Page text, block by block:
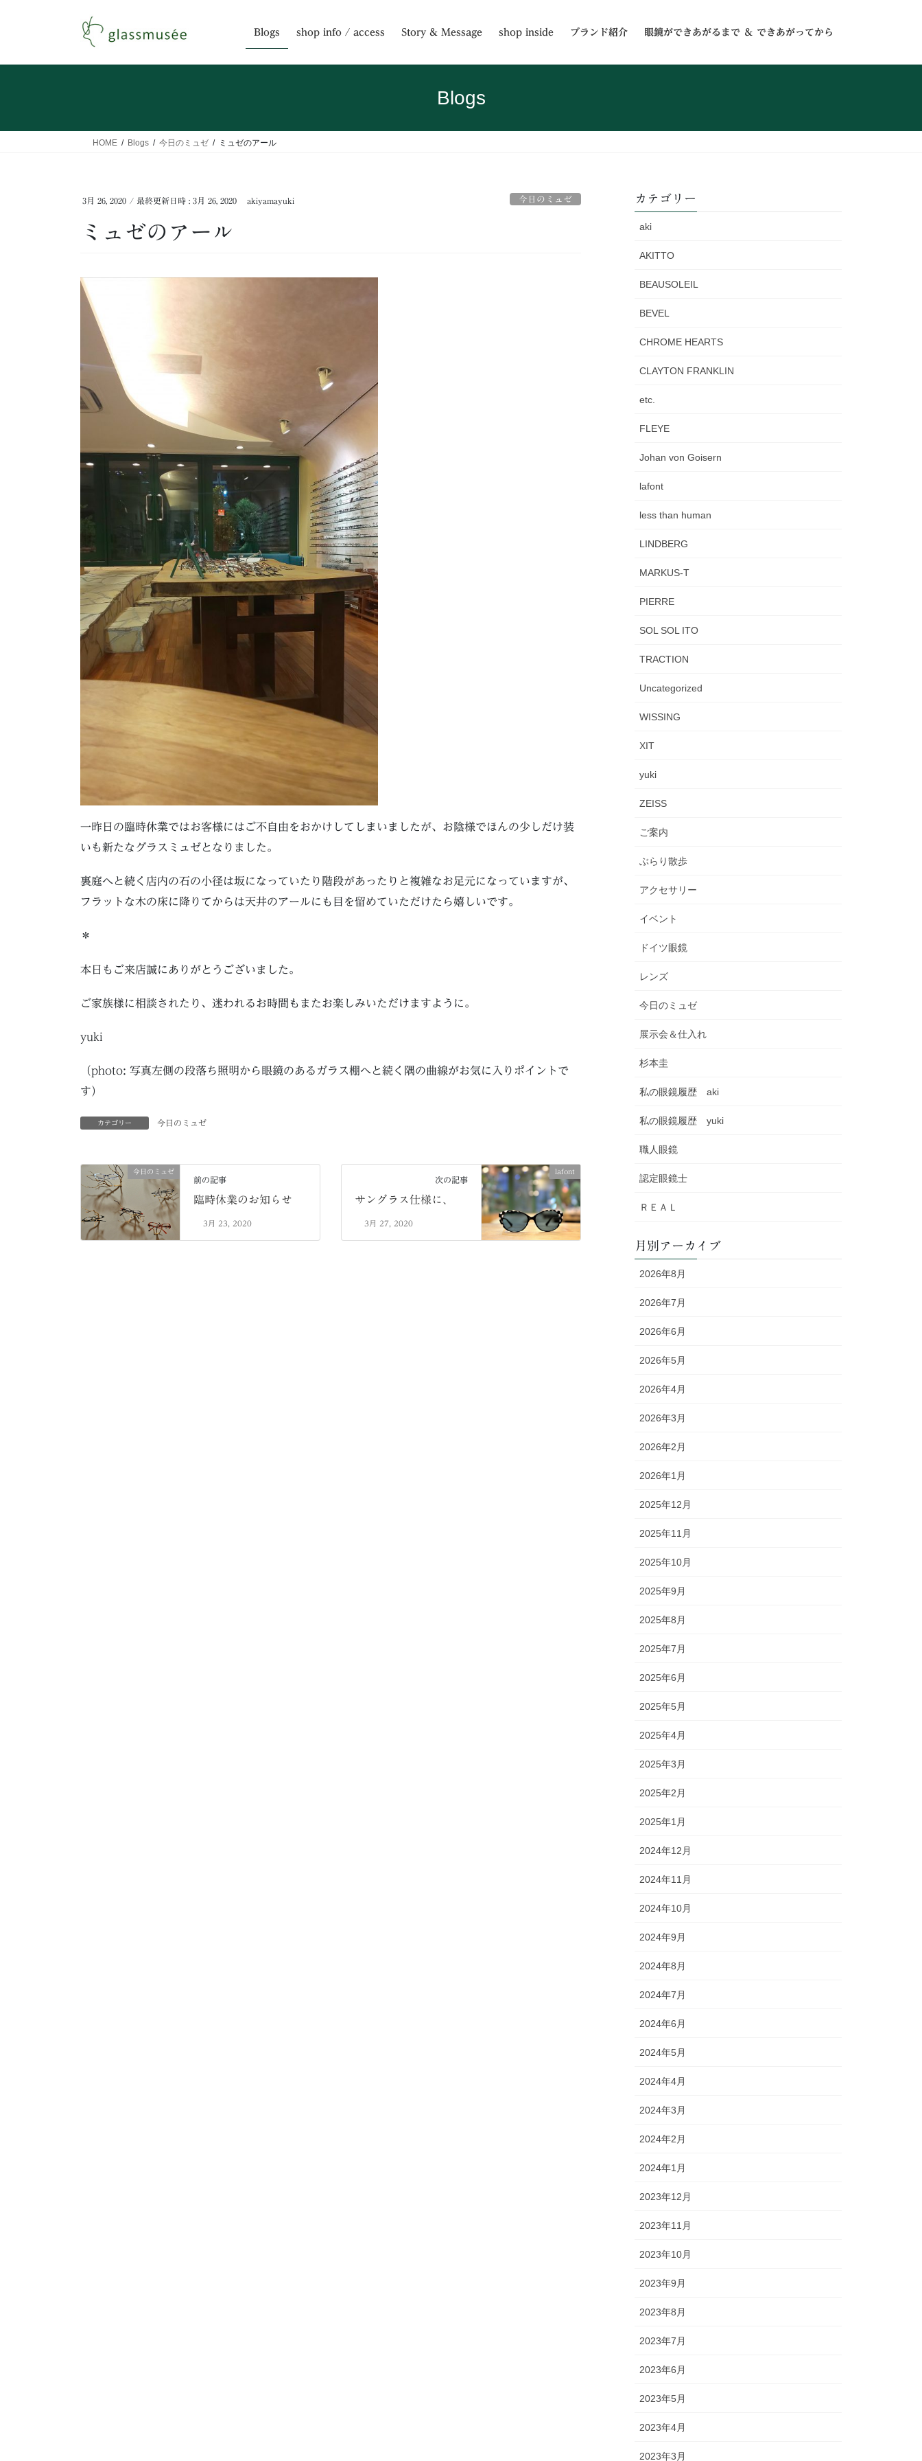
Blogs shop info / access Story & Message shop inside ブランド紹介 眼鏡ができあがるまで ＆ できあがってから
Blogs
HOME Blogs 今日のミュゼ ミュゼのアール
3月 26, 2020 / 最終更新日時 : 3月 26, 2020 akiyamayuki 今日のミュゼ
ミュゼのアール
一昨日の臨時休業ではお客様にはご不自由をおかけしてしまいましたが、お陰様でほんの少しだけ装
いも新たなグラスミュゼとなりました。
裏庭へと続く店内の石の小径は坂になっていたり階段があったりと複雑なお足元になっていますが、
フラットな木の床に降りてからは天井のアールにも目を留めていただけたら嬉しいです。
＊
本日もご来店誠にありがとうございました。
ご家族様に相談されたり、迷われるお時間もまたお楽しみいただけますように。
yuki
（photo: 写真左側の段落ち照明から眼鏡のあるガラス棚へと続く隅の曲線がお気に入りポイントで
す）
カテゴリー 今日のミュゼ
今日のミュゼ
前の記事
臨時休業のお知らせ
3月 23, 2020
lafont
次の記事
サングラス仕様に、
3月 27, 2020
カテゴリー
aki
AKITTO
BEAUSOLEIL
BEVEL
CHROME HEARTS
CLAYTON FRANKLIN
etc.
FLEYE
Johan von Goisern
lafont
less than human
LINDBERG
MARKUS-T
PIERRE
SOL SOL ITO
TRACTION
Uncategorized
WISSING
XIT
yuki
ZEISS
ご案内
ぶらり散歩
アクセサリー
イベント
ドイツ眼鏡
レンズ
今日のミュゼ
展示会＆仕入れ
杉本圭
私の眼鏡履歴 aki
私の眼鏡履歴 yuki
職人眼鏡
認定眼鏡士
ＲＥＡＬ
月別アーカイブ
2026年8月
2026年7月
2026年6月
2026年5月
2026年4月
2026年3月
2026年2月
2026年1月
2025年12月
2025年11月
2025年10月
2025年9月
2025年8月
2025年7月
2025年6月
2025年5月
2025年4月
2025年3月
2025年2月
2025年1月
2024年12月
2024年11月
2024年10月
2024年9月
2024年8月
2024年7月
2024年6月
2024年5月
2024年4月
2024年3月
2024年2月
2024年1月
2023年12月
2023年11月
2023年10月
2023年9月
2023年8月
2023年7月
2023年6月
2023年5月
2023年4月
2023年3月